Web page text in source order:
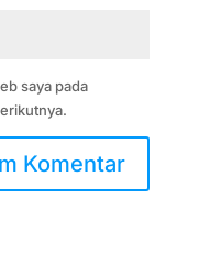
saya pada